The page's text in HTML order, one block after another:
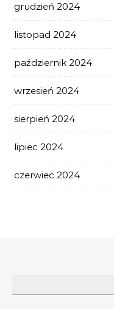
grudzień 2024
listopad 2024
październik 2024
wrzesień 2024
sierpień 2024
lipiec 2024
czerwiec 2024